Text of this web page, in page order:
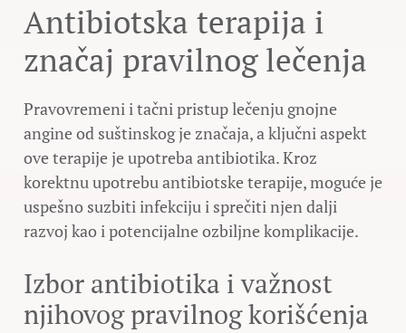
Antibiotska terapija i
značaj pravilnog lečenja
Pravovremeni i tačni pristup lečenju gnojne
angine od suštinskog je značaja, a ključni aspekt
ove terapije je upotreba antibiotika. Kroz
korektnu upotrebu antibiotske terapije, moguće je
uspešno suzbiti infekciju i sprečiti njen dalji
razvoj kao i potencijalne ozbiljne komplikacije.
Izbor antibiotika i važnost
njihovog pravilnog korišćenja